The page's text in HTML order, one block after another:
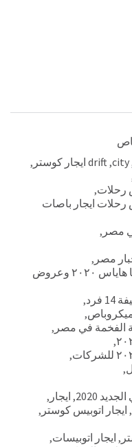
city
, drift ايجار كوستر
,
رحلات,
ايجار باصات
مصر ,
مصر ,
اخر اسعار ومواصفات ميكروباص تويوتا هاياس ٢٠٢٠ وعروض
,
,
,
,
,
,
2020
, ايجار ,
, ايجار اتوبيس كوستر ,
, ايجار اتوبيسات,